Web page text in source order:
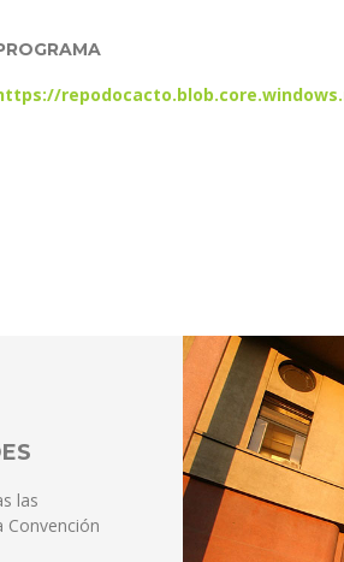
las
Convención